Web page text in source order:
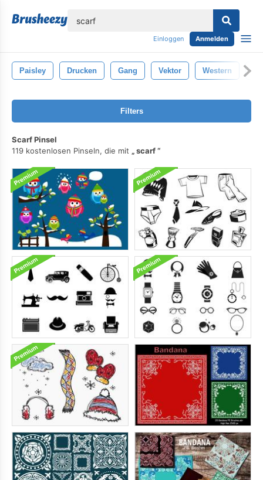
Einloggen Anmelden
Paisley Drucken Gang Vektor Western
Filters
Scarf Pinsel
119 kostenlosen Pinseln, die mit
scarf